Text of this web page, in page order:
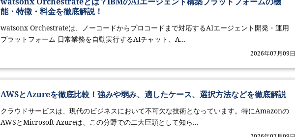
能・特徴・料金を徹底解説！
watsonx Orchestrateは、ノーコードからプロコードまで対応するAIエージェント開発・運用
プラットフォーム 日常業務を自動実行するAIチャット、A...
2026年07月09日
AWSとAzureを徹底比較！強みや弱み、適したケース、選択方法などを徹底解説
クラウドサービスは、現代のビジネスにおいて不可欠な技術となっています。特にAmazonの
AWSとMicrosoft Azureは、この分野での二大巨頭として知ら...